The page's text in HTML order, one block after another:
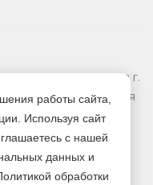
- Магазин-склад в г.
на сайте, не является
работы сайта,
Используя сайт
с нашей
данных и
обработки